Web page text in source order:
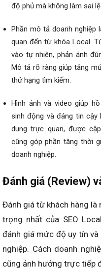
độ phủ mà không làm sai
Phần mô tả doanh nghiệp
quan đến từ khóa Local.
vào tự nhiên, phản ánh
Mô tả rõ ràng giúp tăng
thứ hạng tìm kiếm.
Hình ảnh và video giúp
sinh động và đáng tin
dung trực quan, được
cũng góp phần tăng thời
doanh nghiệp.
Đánh giá (Review)
Đánh giá từ khách hàng
trọng nhất của SEO
đánh giá mức độ uy tín
nghiệp. Cách doanh
cũng ảnh hưởng trực tiếp